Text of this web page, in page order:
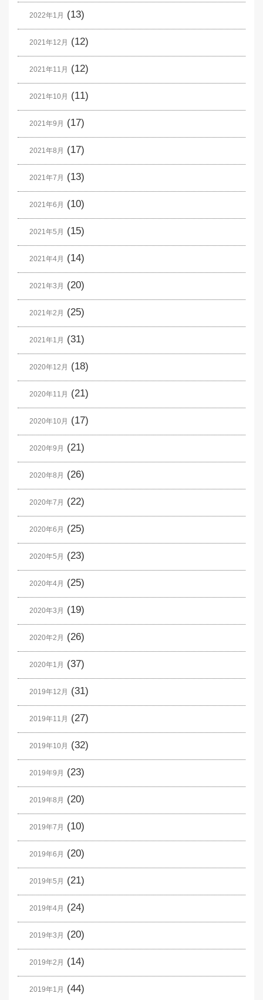
2022年1月 (13)
2021年12月 (12)
2021年11月 (12)
2021年10月 (11)
2021年9月 (17)
2021年8月 (17)
2021年7月 (13)
2021年6月 (10)
2021年5月 (15)
2021年4月 (14)
2021年3月 (20)
2021年2月 (25)
2021年1月 (31)
2020年12月 (18)
2020年11月 (21)
2020年10月 (17)
2020年9月 (21)
2020年8月 (26)
2020年7月 (22)
2020年6月 (25)
2020年5月 (23)
2020年4月 (25)
2020年3月 (19)
2020年2月 (26)
2020年1月 (37)
2019年12月 (31)
2019年11月 (27)
2019年10月 (32)
2019年9月 (23)
2019年8月 (20)
2019年7月 (10)
2019年6月 (20)
2019年5月 (21)
2019年4月 (24)
2019年3月 (20)
2019年2月 (14)
2019年1月 (44)